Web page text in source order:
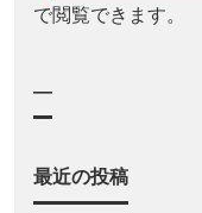
で閲覧できます。
—
最近の投稿